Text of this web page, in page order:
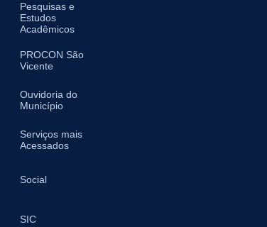
Pesquisas e
Estudos
Acadêmicos
PROCON São
Vicente
Ouvidoria do
Município
Serviços mais
Acessados
Social
SIC